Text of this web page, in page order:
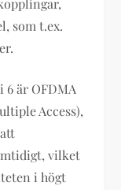
som t.ex.
är OFDMA
Access),
vilket
i högt